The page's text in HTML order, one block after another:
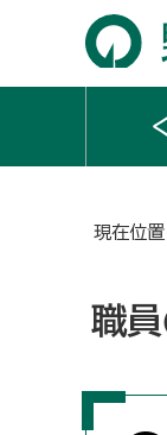
現在位置
職